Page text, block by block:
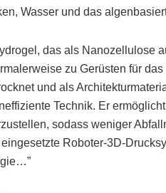
Wasser und das
das als Nanozellulose
zu Gerüsten für
und als
Technik. Er
sodass weniger
Roboter-3D-